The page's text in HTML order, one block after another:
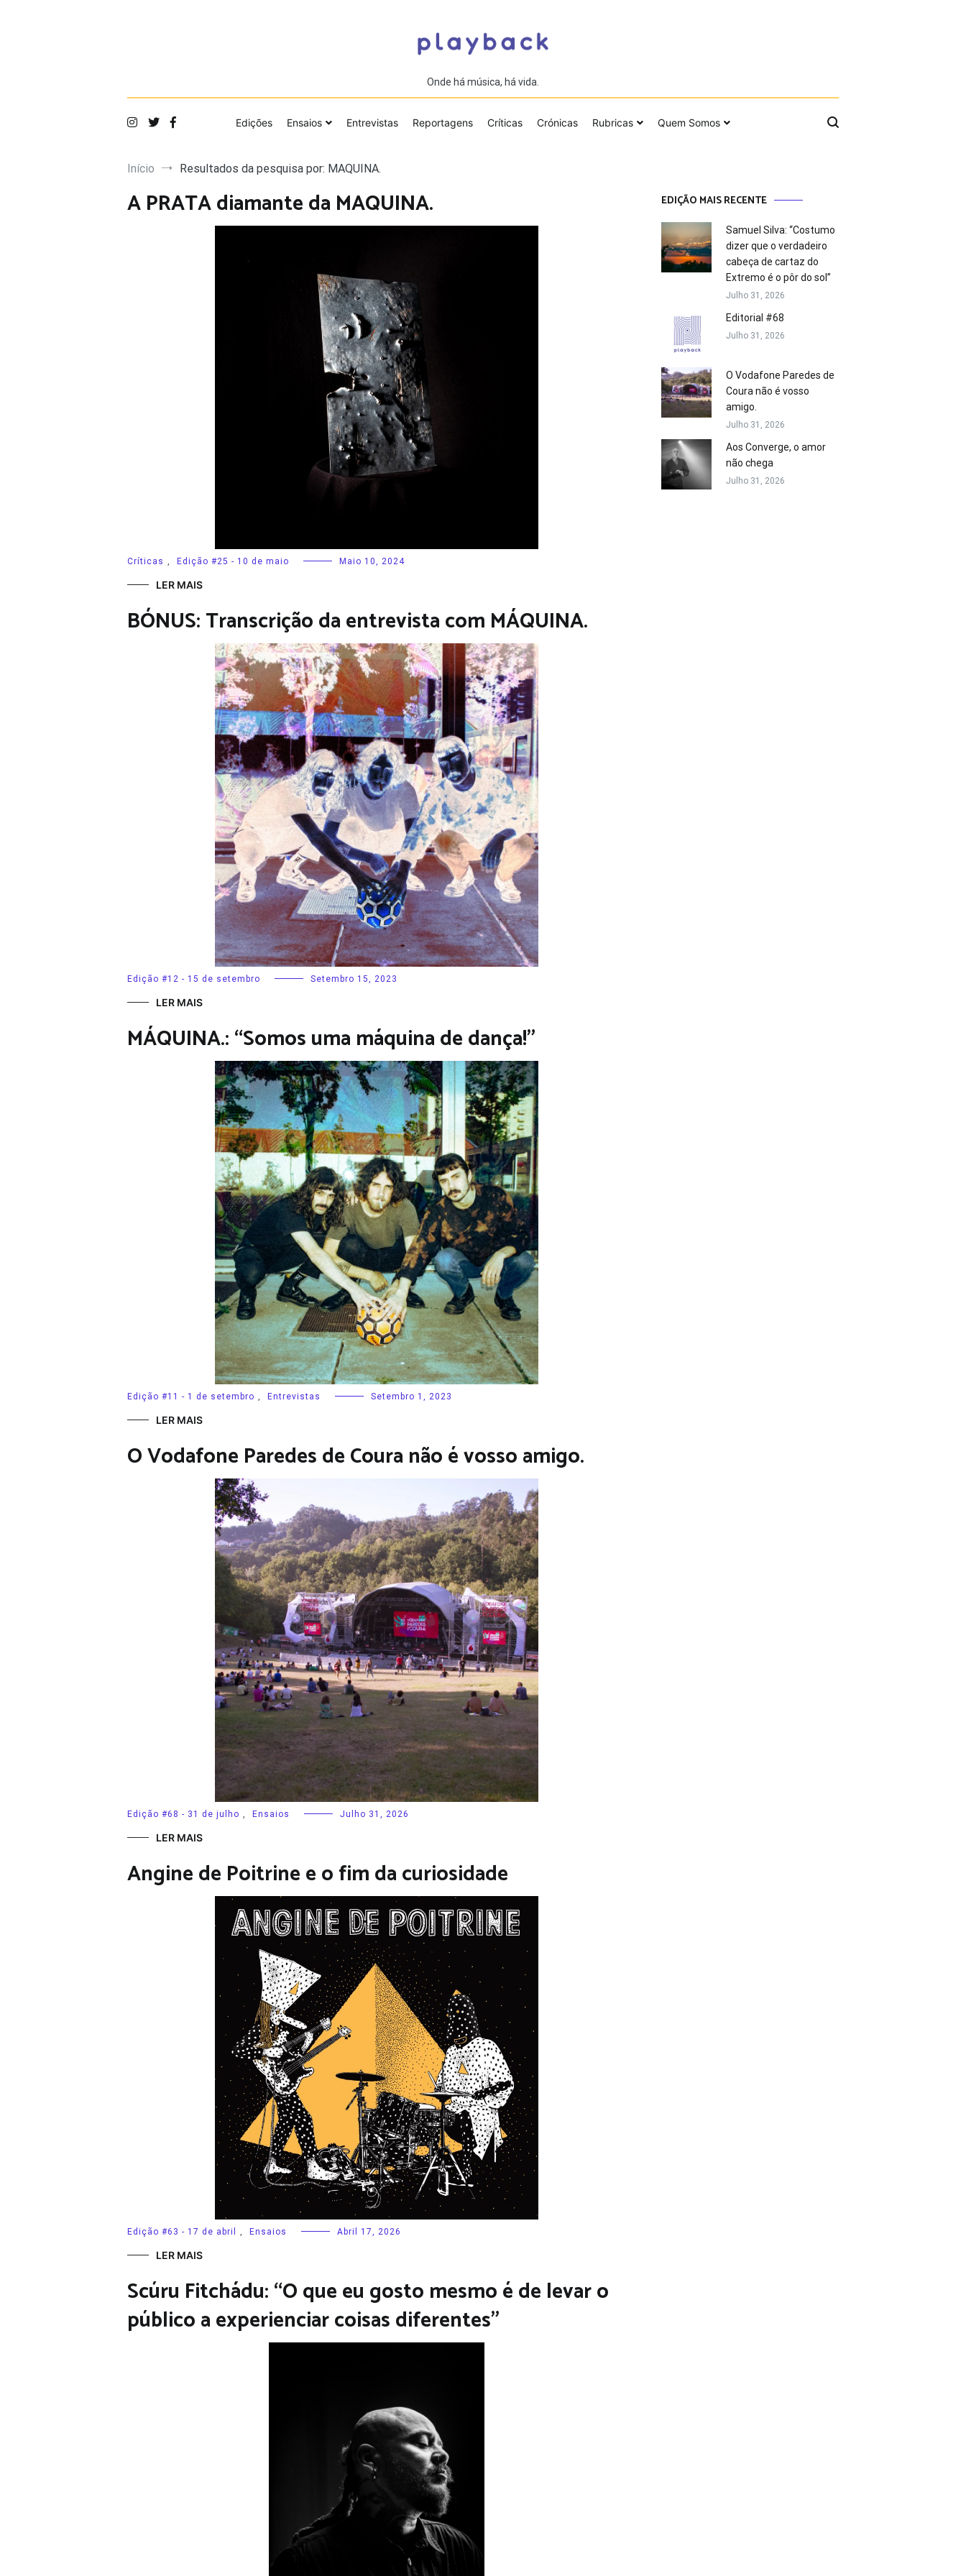
Onde há música, há vida.
Edições Ensaios Entrevistas Reportagens Críticas Crónicas Rubricas Quem Somos
Início Resultados da pesquisa por: MAQUINA.
A PRATA diamante da MAQUINA.
Críticas Edição #25 - 10 de maio Maio 10, 2024
LER MAIS
BÓNUS: Transcrição da entrevista com MÁQUINA.
Edição #12 - 15 de setembro Setembro 15, 2023
LER MAIS
MÁQUINA.: “Somos uma máquina de dança!”
Edição #11 - 1 de setembro Entrevistas Setembro 1, 2023
LER MAIS
O Vodafone Paredes de Coura não é vosso amigo.
Edição #68 - 31 de julho Ensaios Julho 31, 2026
LER MAIS
Angine de Poitrine e o fim da curiosidade
Edição #63 - 17 de abril Ensaios Abril 17, 2026
LER MAIS
Scúru Fitchádu: “O que eu gosto mesmo é de levar o
público a experienciar coisas diferentes”
EDIÇÃO MAIS RECENTE
Samuel Silva: “Costumo
dizer que o verdadeiro
cabeça de cartaz do
Extremo é o pôr do sol”
Julho 31, 2026
Editorial #68
Julho 31, 2026
O Vodafone Paredes de
Coura não é vosso
amigo.
Julho 31, 2026
Aos Converge, o amor
não chega
Julho 31, 2026